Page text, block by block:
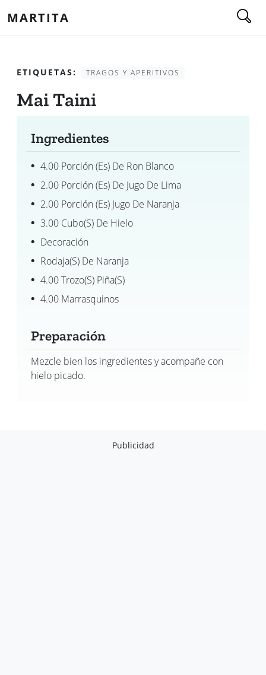
MARTITA
ETIQUETAS: TRAGOS Y APERITIVOS
Mai Taini
Ingredientes
4.00 Porción (es) De Ron Blanco
2.00 Porción (es) De Jugo De Lima
2.00 Porción (es) Jugo De Naranja
3.00 Cubo(s) De Hielo
Decoración
Rodaja(s) De Naranja
4.00 Trozo(s) Piña(s)
4.00 Marrasquinos
Preparación
Mezcle bien los ingredientes y acompañe con
hielo picado.
Publicidad